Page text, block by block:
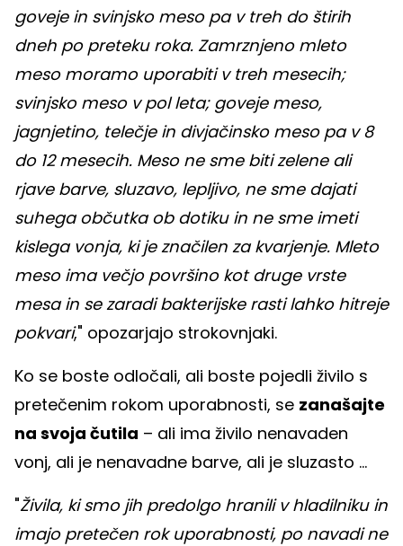
goveje in svinjsko meso pa v treh do štirih
dneh po preteku roka. Zamrznjeno mleto
meso moramo uporabiti v treh mesecih;
svinjsko meso v pol leta; goveje meso,
jagnjetino, telečje in divjačinsko meso pa v 8
do 12 mesecih. Meso ne sme biti zelene ali
rjave barve, sluzavo, lepljivo, ne sme dajati
suhega občutka ob dotiku in ne sme imeti
kislega vonja, ki je značilen za kvarjenje. Mleto
meso ima večjo površino kot druge vrste
mesa in se zaradi bakterijske rasti lahko hitreje
pokvari," opozarjajo strokovnjaki.
Ko se boste odločali, ali boste pojedli živilo s
pretečenim rokom uporabnosti, se zanašajte
na svoja čutila – ali ima živilo nenavaden
vonj, ali je nenavadne barve, ali je sluzasto ...
"Živila, ki smo jih predolgo hranili v hladilniku in
imajo pretečen rok uporabnosti, po navadi ne